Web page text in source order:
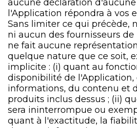
aucune déclaration
l'Application répondra à vos
Sans limiter ce qui précède,
ni aucun des fournisseurs
ne fait aucune
quelque nature que ce soit,
implicite : (i) quant au
disponibilité de l'Application,
informations, du contenu et
produits inclus dessus ; (ii)
sera ininterrompue ou
quant à l'exactitude, la